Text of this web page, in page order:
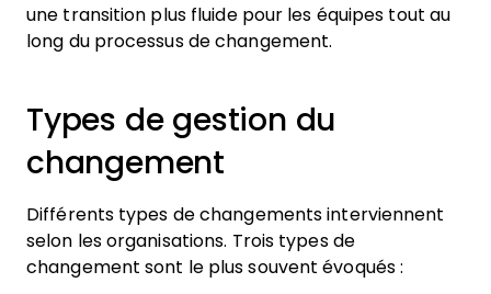
une transition plus fluide pour les équipes tout au
long du processus de changement.
Types de gestion du
changement
Différents types de changements interviennent
selon les organisations. Trois types de
changement sont le plus souvent évoqués :